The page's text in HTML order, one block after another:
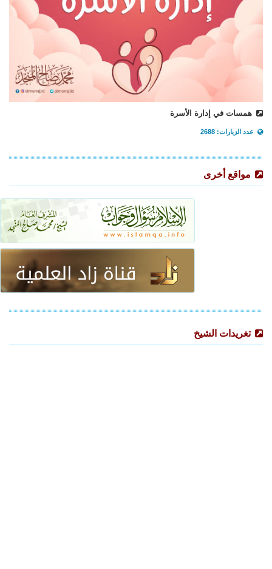
همسات في إدارة الأسرة
عدد الزيارات: 2688
مواقع أخرى
تغريدات الشيخ